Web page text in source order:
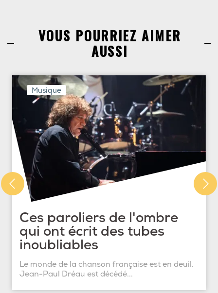
VOUS POURRIEZ AIMER
AUSSI
Musique
Ces paroliers de l'ombre
qui ont écrit des tubes
inoubliables
Le monde de la chanson française est en deuil.
Jean-Paul Dréau est décédé...